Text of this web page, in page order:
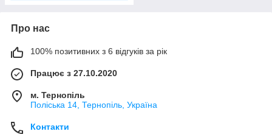
Про нас
100% позитивних з 6 відгуків за рік
Працює з 27.10.2020
м. Тернопіль
Поліська 14, Тернопіль, Україна
Контакти